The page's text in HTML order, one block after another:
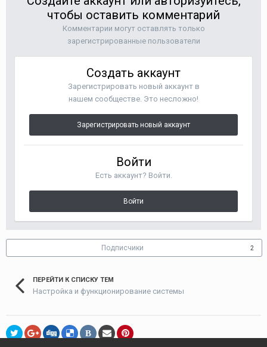
чтобы оставить комментарий
Комментарии могут оставлять только
зарегистрированные пользователи
Создать аккаунт
Зарегистрировать новый аккаунт в
нашем сообществе. Это несложно!
Зарегистрировать новый аккаунт
Войти
Есть аккаунт? Войти.
Войти
Подписчики 2
ПЕРЕЙТИ К СПИСКУ ТЕМ
Настройка и функционирование системы
В